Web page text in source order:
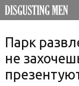
Парк
не